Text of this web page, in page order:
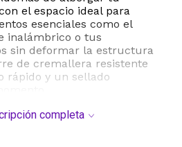
el espacio ideal para
esenciales como el
inalámbrico o tus
sin deformar la estructura
de cremallera resistente
rápido y un sellado
por su amplia
completa